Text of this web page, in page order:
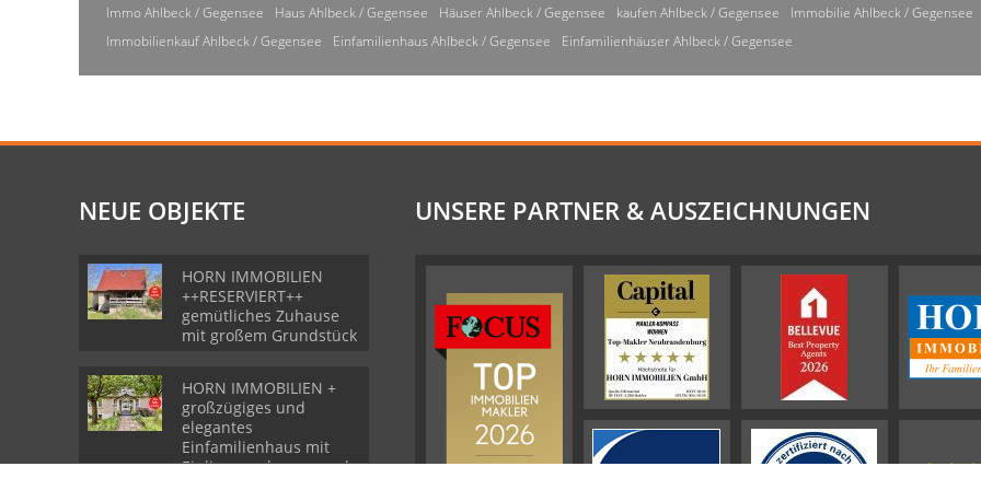
Immo Ahlbeck / Gegensee Haus Ahlbeck / Gegensee Häuser Ahlbeck / Gegensee kaufen Ahlbeck / Gegensee
Immobilie Ahlbeck / Gegensee
Immobilienkauf Ahlbeck / Gegensee
Einfamilienhaus Ahlbeck / Gegensee Einfamilienhäuser Ahlbeck / Gegensee
NEUE OBJEKTE
HORN IMMOBILIEN
++RESERVIERT++
gemütliches Zuhause
mit großem Grundstück
HORN IMMOBILIEN +
großzügiges und
elegantes
Einfamilienhaus mit
Einliegerwohnung und
UNSERE PARTNER & AUSZEICHNUNGEN